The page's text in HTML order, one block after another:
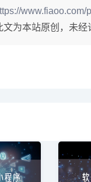
www.fiaoo.com/
为本站原创，未经